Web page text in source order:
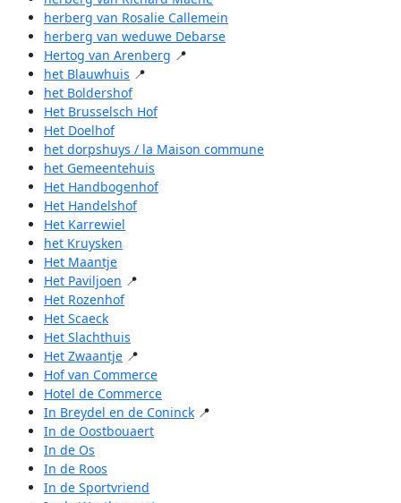
herberg van Rosalie Callemein
herberg van weduwe Debarse
Hertog van Arenberg 📍
het Blauwhuis 📍
het Boldershof
Het Brusselsch Hof
Het Doelhof
het dorpshuys / la Maison commune
het Gemeentehuis
Het Handbogenhof
Het Handelshof
Het Karrewiel
het Kruysken
Het Maantje
Het Paviljoen 📍
Het Rozenhof
Het Scaeck
Het Slachthuis
Het Zwaantje 📍
Hof van Commerce
Hotel de Commerce
In Breydel en de Coninck 📍
In de Oostbouaert
In de Os
In de Roos
In de Sportvriend